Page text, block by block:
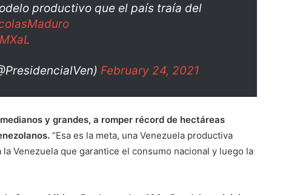
productivo que el país traía del
February 24, 2021
y grandes, a romper récord de hectáreas
“Esa es la meta, una Venezuela productiva
Venezuela que garantice el consumo nacional y luego la